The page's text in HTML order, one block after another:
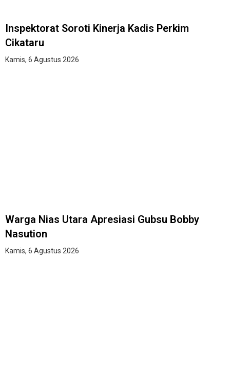
Inspektorat Soroti Kinerja Kadis Perkim
Cikataru
Kamis, 6 Agustus 2026
Warga Nias Utara Apresiasi Gubsu Bobby
Nasution
Kamis, 6 Agustus 2026